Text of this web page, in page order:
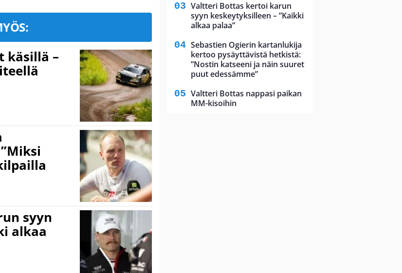
käsillä –
syyn
alkaa
Valtteri Bottas kertoi karun
syyn keskeytyksilleen – ”Kaikki
alkaa palaa”
Sebastien Ogierin kartanlukija
kertoo pysäyttävistä hetkistä:
”Nostin katseeni ja näin suuret
puut edessämme”
Valtteri Bottas nappasi paikan
MM-kisoihin